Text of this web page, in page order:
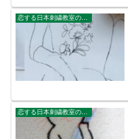
恋する日本刺繍教室のブログ